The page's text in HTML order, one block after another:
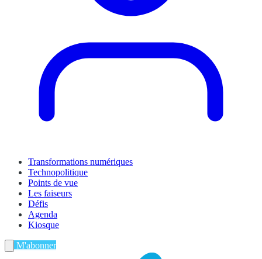
Transformations numériques
Technopolitique
Points de vue
Les faiseurs
Défis
Agenda
Kiosque
M'abonner